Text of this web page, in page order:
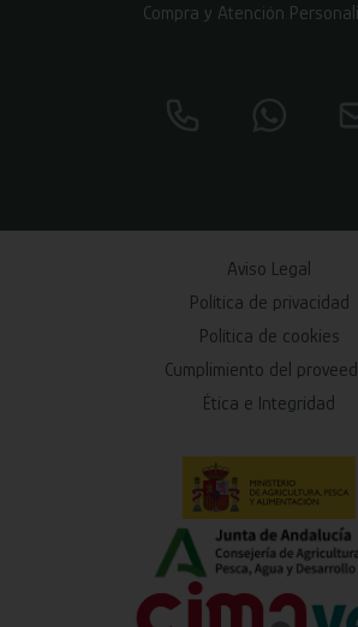
Compra y Atención
Aviso Legal
Política de privacidad
Política de cookies
Cumplimiento del
Ética e Integridad